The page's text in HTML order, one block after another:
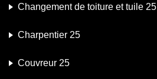
Changement de toiture et tuile 25
Charpentier 25
Couvreur 25